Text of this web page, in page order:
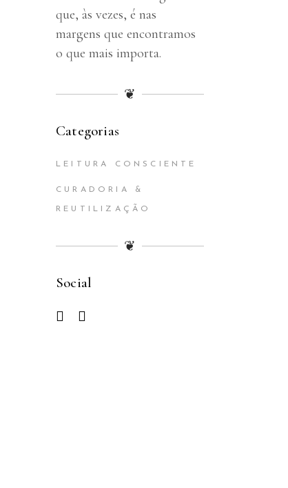
que, às vezes, é nas
margens que encontramos
o que mais importa.
❦
Categorias
LEITURA CONSCIENTE
CURADORIA &
REUTILIZAÇÃO
❦
Social